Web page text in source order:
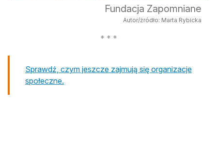
Fundacja Zapomniane
Autor/źródło: Marta Rybicka
Sprawdź, czym jeszcze zajmują się organizacje
społeczne.